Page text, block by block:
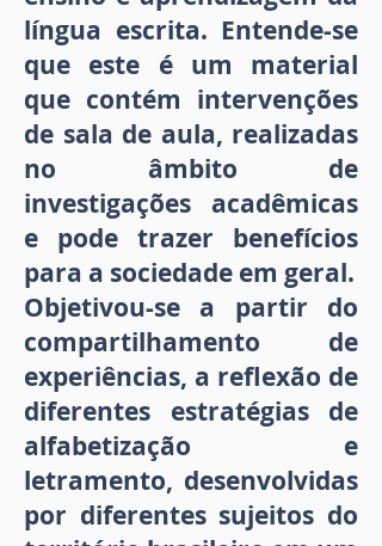
língua escrita. Entende-se
que este é um material
que contém intervenções
de sala de aula, realizadas
no âmbito de
investigações acadêmicas
e pode trazer benefícios
para a sociedade em geral.
Objetivou-se a partir do
compartilhamento de
experiências, a reflexão de
diferentes estratégias de
alfabetização e
letramento, desenvolvidas
por diferentes sujeitos do